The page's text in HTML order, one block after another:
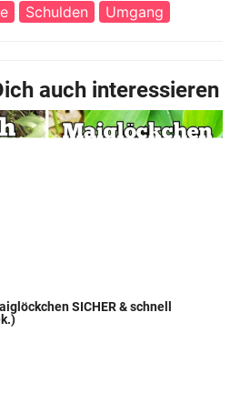
Schulden Umgang
auch interessieren
SICHER & schnell